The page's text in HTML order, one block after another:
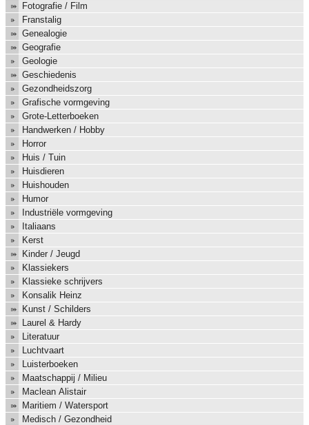
Fotografie / Film
Franstalig
Genealogie
Geografie
Geologie
Geschiedenis
Gezondheidszorg
Grafische vormgeving
Grote-Letterboeken
Handwerken / Hobby
Horror
Huis / Tuin
Huisdieren
Huishouden
Humor
Industriële vormgeving
Italiaans
Kerst
Kinder / Jeugd
Klassiekers
Klassieke schrijvers
Konsalik Heinz
Kunst / Schilders
Laurel & Hardy
Literatuur
Luchtvaart
Luisterboeken
Maatschappij / Milieu
Maclean Alistair
Maritiem / Watersport
Medisch / Gezondheid